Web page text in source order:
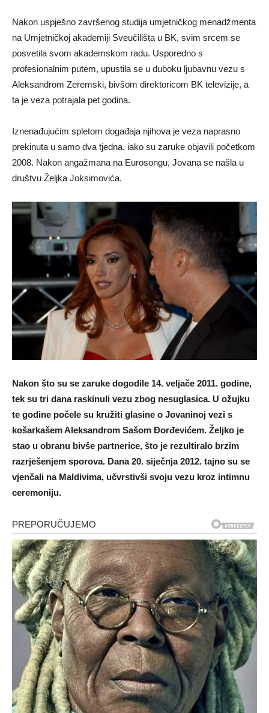
Nakon uspješno završenog studija umjetničkog menadžmenta
na Umjetničkoj akademiji Sveučilišta u BK, svim srcem se
posvetila svom akademskom radu. Usporedno s
profesionalnim putem, upustila se u duboku ljubavnu vezu s
Aleksandrom Zeremski, bivšom direktoricom BK televizije, a
ta je veza potrajala pet godina.
Iznenađujućim spletom događaja njihova je veza naprasno
prekinuta u samo dva tjedna, iako su zaruke objavili početkom
2008. Nakon angažmana na Eurosongu, Jovana se našla u
društvu Željka Joksimovića.
Nakon što su se zaruke dogodile 14. veljače 2011. godine,
tek su tri dana raskinuli vezu zbog nesuglasica. U ožujku
te godine počele su kružiti glasine o Jovaninoj vezi s
košarkašem Aleksandrom Sašom Đorđevićem. Željko je
stao u obranu bivše partnerice, što je rezultiralo brzim
razrješenjem sporova. Dana 20. siječnja 2012. tajno su se
vjenčali na Maldivima, učvrstivši svoju vezu kroz intimnu
ceremoniju.